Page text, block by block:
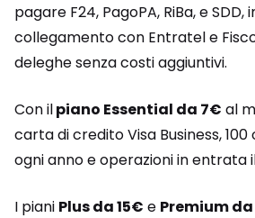
pagare F24, PagoPA, RiBa, e SDD,
collegamento con Entratel e
deleghe senza costi aggiuntivi.
Con ilpiano Essential da 7€ al
carta di credito Visa Business,
ogni anno e operazioni in entrata
I piani Plus da 15€ e Premium